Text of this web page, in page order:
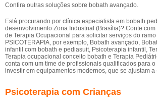
Confira outras soluções sobre bobath avançado.
Está procurando por clínica especialista em bobath
desenvolvimento Zona Industrial (Brasília)? Conte
de Terapia Ocupacional para solicitar serviços do
PSICOTERAPIA, por exemplo, Bobath avançado,
infantil com bobath e pediasuit, Psicoterapia infantil,
Terapia ocupacional conceito bobath e Terapia
conta com um time de profissionais qualificados para o
investir em equipamentos modernos, que se ajustam
Psicoterapia com Crianças